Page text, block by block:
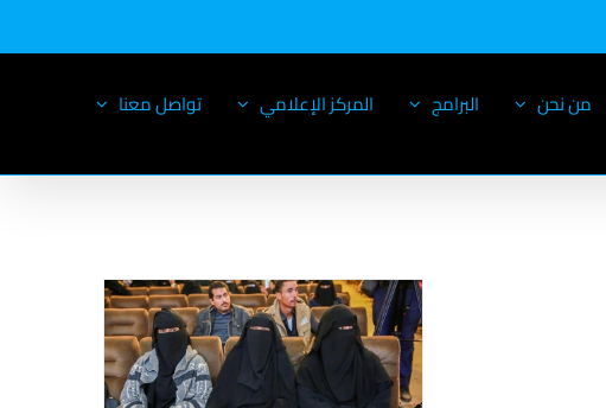
من نحن البرامج المركز الإعلامي تواصل معنا